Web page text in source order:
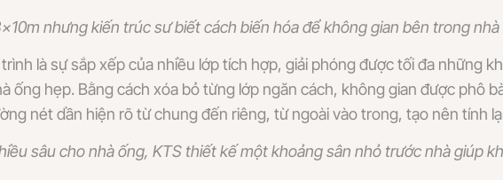
nhưng kiến trúc sư biết cách biến hóa để không gian bên trong
là sự sắp xếp của nhiều lớp tích hợp, giải phóng được tối đa những
ống hẹp. Bằng cách xóa bỏ từng lớp ngăn cách, không gian được phô
nét dần hiện rõ từ chung đến riêng, từ ngoài vào trong, tạo nên tính
sâu cho nhà ống, KTS thiết kế một khoảng sân nhỏ trước nhà giúp